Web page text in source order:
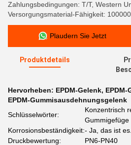
Zahlungsbedingungen: T/T, Western
Versorgungsmaterial-Fähigkeit:
Plaudern Sie Jetzt
Produktdetails
Hervorheben: EPDM-Gelenk,
EPDM-Gummisausdehnungsgelenk
Schlüsselwörter:
Konzentrisch
Gummigefüge
Korrosionsbeständigkeit:- Ja, das ist es.
Druckbewertung:
PN6-PN40